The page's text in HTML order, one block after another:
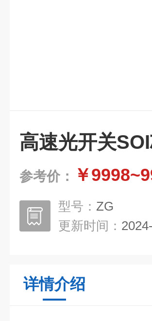
高速光开关
参考价： ￥
型号： ZG
更新时间：
详情介绍